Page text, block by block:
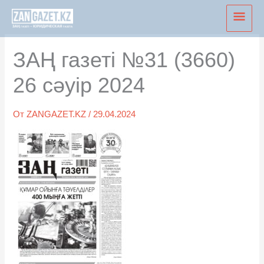
Перейти
содержимому
ЗАҢ газеті №31 (3660)
26 сәуір 2024
ОтZANGAZET.KZ/29.04.2024